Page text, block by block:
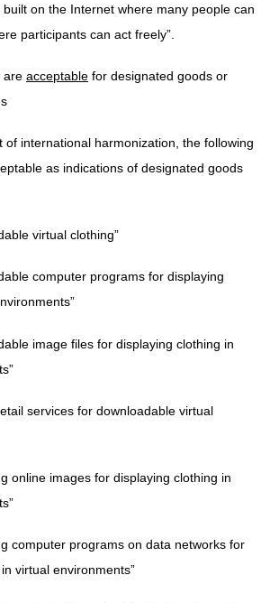
on the Internet where many people can
participants can act freely”.
are acceptable for designated goods or
of international harmonization, the following
as indications of designated goods
virtual clothing”
computer programs for displaying
image files for displaying clothing in
services for downloadable virtual
online images for displaying clothing in
computer programs on data networks for
virtual environments”